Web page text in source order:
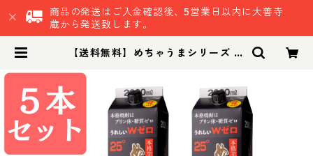
商品の発送はご入金確認後、5営業日以内に大善寺
蔵から発送致します。
【送料無料】めちゃうまシリーズ 厳
ルド25度 芋×2 米 計5本｜晩酌 飲み
会 ２Lパック お得な焼酎 2L焼酎 パ
ック焼酎 めちゃうまシリーズ | 鷹正
宗株式会社